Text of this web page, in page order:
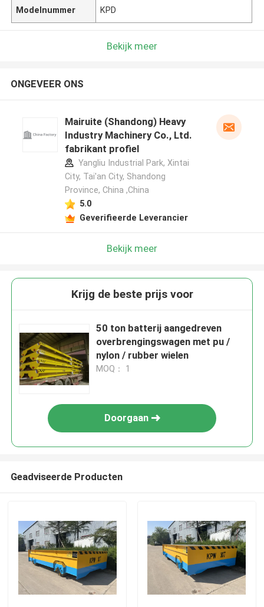
Modelnummer KPD
Bekijk meer
ONGEVEER ONS
Mairuite (Shandong) Heavy
Industry Machinery Co., Ltd.
fabrikant profiel
Yangliu Industrial Park, Xintai
City, Tai'an City, Shandong
Province, China ,China
5.0
Geverifieerde Leverancier
Bekijk meer
Krijg de beste prijs voor
50 ton batterij aangedreven
overbrengingswagen met pu /
nylon / rubber wielen
MOQ： 1
Doorgaan
Geadviseerde Producten